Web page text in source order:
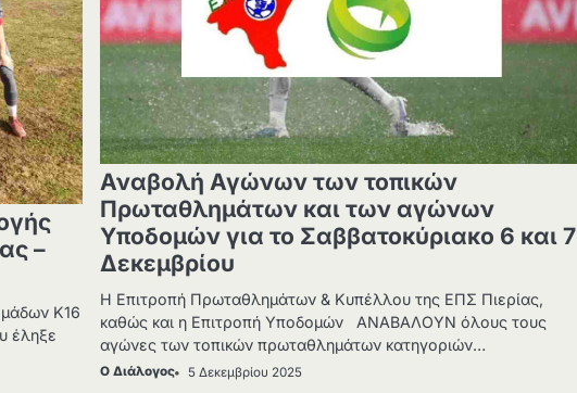
–
Κ16
έληξε
Αναβολή Αγώνων των τοπικών
Πρωταθλημάτων και των αγώνων
Υποδομών για το Σαββατοκύριακο 6 και 7
Δεκεμβρίου
Η Επιτροπή Πρωταθλημάτων & Κυπέλλου της ΕΠΣ Πιερίας,
καθώς και η Επιτροπή Υποδομών ΑΝΑΒΑΛΟΥΝ όλους τους
αγώνες των τοπικών πρωταθλημάτων κατηγοριών…
Ο Διάλογος 5 Δεκεμβρίου 2025